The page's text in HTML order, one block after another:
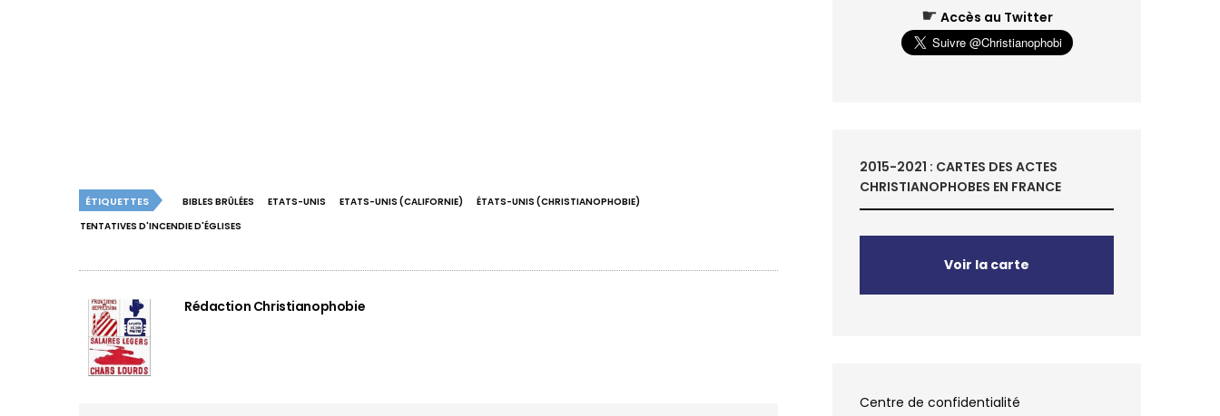
ÉTIQUETTES BIBLES BRÛLÉES ETATS-UNIS ETATS-UNIS (CALIFORNIE)
ÉTATS-UNIS (CHRISTIANOPHOBIE)
TENTATIVES D'INCENDIE D'ÉGLISES
Rédaction Christianophobie
☛ Accès au Twitter
2015-2021 : CARTES DES ACTES
CHRISTIANOPHOBES EN FRANCE
Voir la carte
Centre de confidentialité